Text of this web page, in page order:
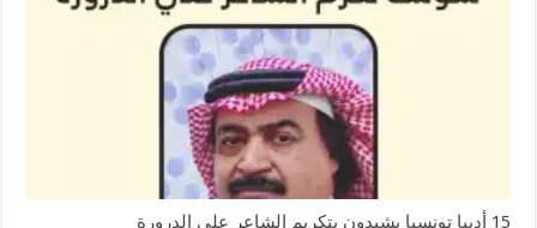
15 أديبا تونسيا يشيدون بتكريم الشاعر علي الدرورة